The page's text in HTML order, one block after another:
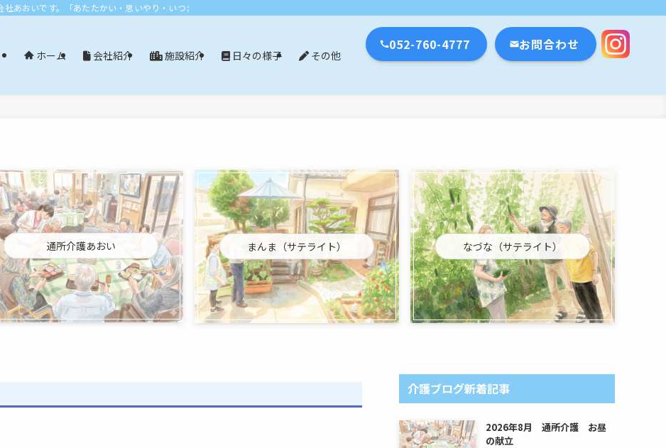
あおいです。「あたたかい・思いやり・いつまでも」エリア：尾張旭市・長久手市・瀬戸市・名古屋市
ホーム 会社紹介 施設紹介 日々の様子 その他
052-760-4777 お問合わせ
通所介護あおい まんま（サテライト） なづな（サテライト）
介護ブログ新着記事
2026年8月 通所介護 お昼
の献立